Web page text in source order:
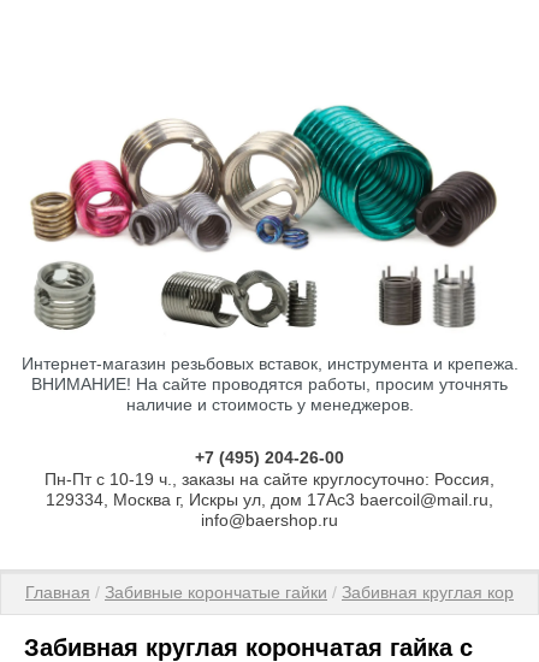
Интернет-магазин резьбовых вставок, инструмента и крепежа.
ВНИМАНИЕ! На сайте проводятся работы, просим уточнять
наличие и стоимость у менеджеров.
+7 (495) 204-26-00
Пн-Пт с 10-19 ч., заказы на сайте круглосуточно: Россия,
129334, Москва г, Искры ул, дом 17Ас3 baercoil@mail.ru,
info@baershop.ru
Главная / Забивные корончатые гайки / Забивная круглая
Забивная круглая корончатая гайка с